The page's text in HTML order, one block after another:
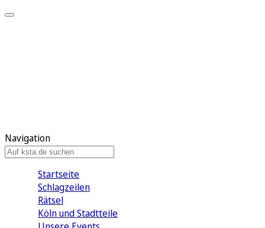
Navigation
Startseite
Schlagzeilen
Rätsel
Köln und Stadtteile